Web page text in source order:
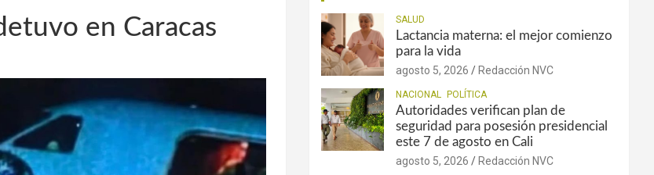
en Caracas SALUD
Lactancia materna: el mejor comienzo
para la vida
agosto 5, 2026 Redacción NVC
NACIONAL POLÍTICA
Autoridades verifican plan de
seguridad para posesión presidencial
este 7 de agosto en Cali
agosto 5, 2026 Redacción NVC